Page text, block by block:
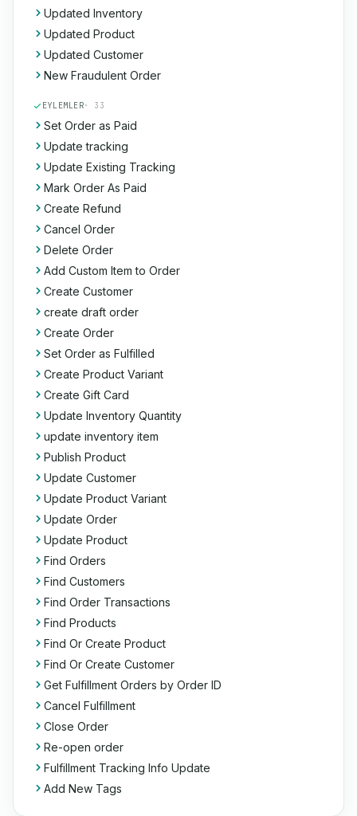
Updated Inventory
Updated Product
Updated Customer
New Fraudulent Order
EYLEMLER· 33
Set Order as Paid
Update tracking
Update Existing Tracking
Mark Order As Paid
Create Refund
Cancel Order
Delete Order
Add Custom Item to Order
Create Customer
create draft order
Create Order
Set Order as Fulfilled
Create Product Variant
Create Gift Card
Update Inventory Quantity
update inventory item
Publish Product
Update Customer
Update Product Variant
Update Order
Update Product
Find Orders
Find Customers
Find Order Transactions
Find Products
Find Or Create Product
Find Or Create Customer
Get Fulfillment Orders by Order ID
Cancel Fulfillment
Close Order
Re-open order
Fulfillment Tracking Info Update
Add New Tags